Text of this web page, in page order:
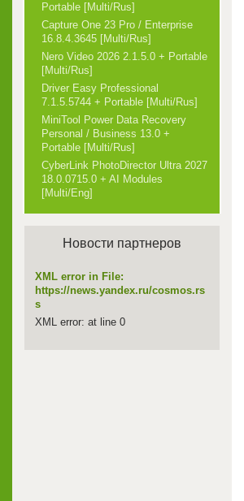
Portable [Multi/Rus]
Capture One 23 Pro / Enterprise
16.8.4.3645 [Multi/Rus]
Nero Video 2026 2.1.5.0 + Portable
[Multi/Rus]
Driver Easy Professional
7.1.5.5744 + Portable [Multi/Rus]
MiniTool Power Data Recovery
Personal / Business 13.0 +
Portable [Multi/Rus]
CyberLink PhotoDirector Ultra 2027
18.0.0715.0 + AI Modules
[Multi/Eng]
Новости партнеров
XML error in File:
https://news.yandex.ru/cosmos.rs
s
XML error: at line 0